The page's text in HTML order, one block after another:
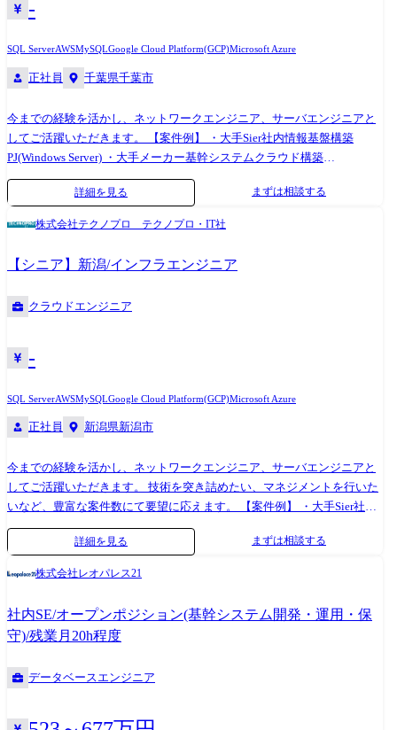
-
SQL ServerAWSMySQLGoogle Cloud Platform(GCP)Microsoft Azure
正社員 千葉県千葉市
今までの経験を活かし、ネットワークエンジニア、サーバエンジニアと
してご活躍いただきます。 【案件例】 ・大手Sier社内情報基盤構築
PJ(Windows Server) ・大手メーカー基幹システムクラウド構築
(AWS,Azure,Google) ・インフラ仮想基盤構築(Citrix,Vmware) ・半導体メ
ーカー向けデータベース構築(Oracle,SQL Server) ・社内インフラ構築実現
詳細を見る まずは相談する
株式会社テクノプロ テクノプロ・IT社
【シニア】新潟/インフラエンジニア
クラウドエンジニア
-
SQL ServerAWSMySQLGoogle Cloud Platform(GCP)Microsoft Azure
正社員 新潟県新潟市
今までの経験を活かし、ネットワークエンジニア、サーバエンジニアと
してご活躍いただきます。 技術を突き詰めたい、マネジメントを行いた
いなど、豊富な案件数にて要望に応えます。 【案件例】 ・大手Sier社内
情報基盤構築PJ(Windows Server) ・大手メーカー基幹システムクラウド構
築(AWS,Azure,Google) ・インフラ仮想基盤構築(Citrix,Vmware) ・半導体
メーカー向けデータベース構築(Oracle,SQL Server) ・社内インフラ構築実
クの更改(設計〜構築〜導入支援)など (変更の範囲)会社の定める業務
詳細を見る まずは相談する
株式会社レオパレス21
社内SE/オープンポジション(基幹システム開発・運用・保
守)/残業月20h程度
データベースエンジニア